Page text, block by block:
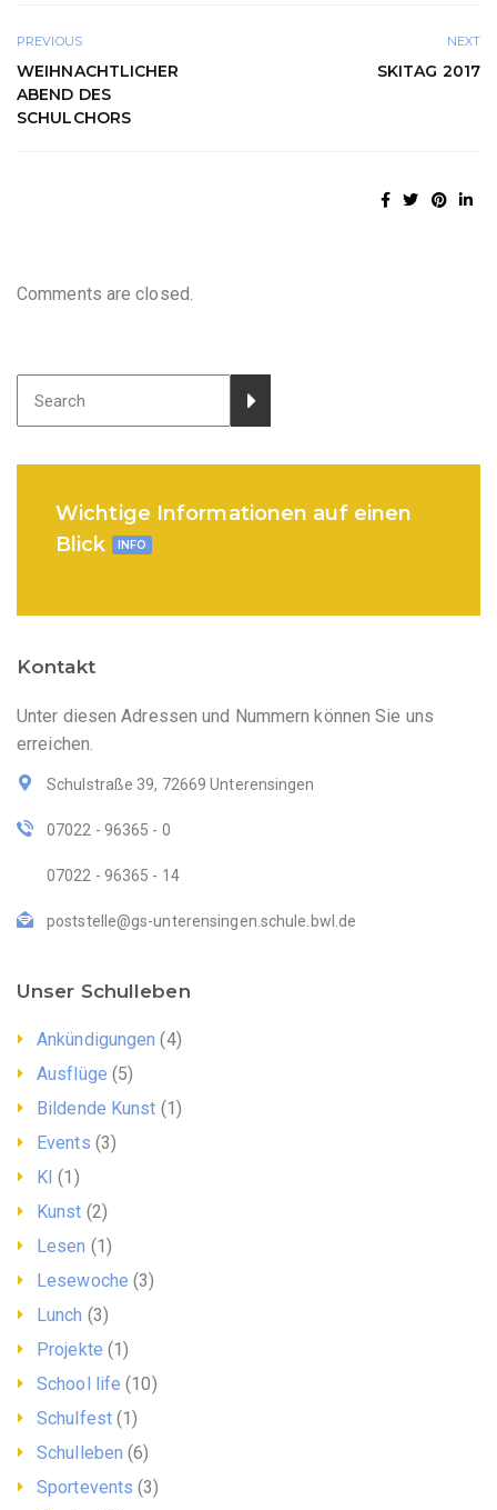
PREVIOUS
WEIHNACHTLICHER
ABEND DES
SCHULCHORS
NEXT
SKITAG 2017
Comments are closed.
Wichtige Informationen auf einen
Blick
INFO
Kontakt
Unter diesen Adressen und Nummern können Sie uns
erreichen.
Schulstraße 39, 72669 Unterensingen
07022 - 96365 - 0
07022 - 96365 - 14
poststelle@gs-unterensingen.schule.bwl.de
Unser Schulleben
Ankündigungen (4)
Ausflüge (5)
Bildende Kunst (1)
Events (3)
KI (1)
Kunst (2)
Lesen (1)
Lesewoche (3)
Lunch (3)
Projekte (1)
School life (10)
Schulfest(1)
Schulleben (6)
Sportevents (3)